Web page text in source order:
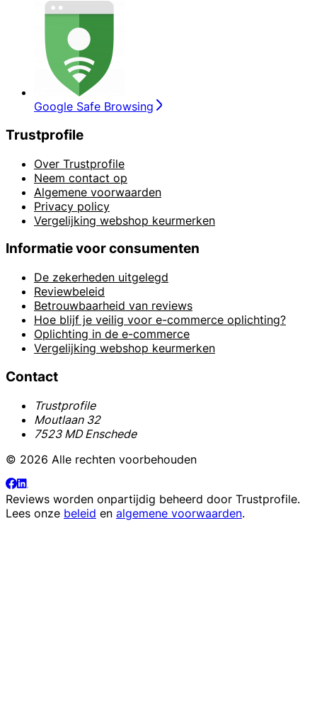
Google Safe Browsing
Trustprofile
Over Trustprofile
Neem contact op
Algemene voorwaarden
Privacy policy
Vergelijking webshop keurmerken
Informatie voor consumenten
De zekerheden uitgelegd
Reviewbeleid
Betrouwbaarheid van reviews
Hoe blijf je veilig voor e-commerce oplichting?
Oplichting in de e-commerce
Vergelijking webshop keurmerken
Contact
Trustprofile
Moutlaan 32
7523 MD Enschede
© 2026 Alle rechten voorbehouden
Reviews worden onpartijdig beheerd door Trustprofile.
Lees onze beleid en algemene voorwaarden.